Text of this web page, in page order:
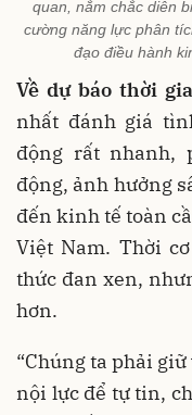
quan, nắm chắc diễn
cường năng lực phân
đạo điều hành
Về dự báo thời
nhất đánh giá
động rất nhanh,
động, ảnh hưởng
đến kinh tế toàn
Việt Nam. Thời
thức đan xen,
hơn.
“Chúng ta phải
nội lực để tự tin,